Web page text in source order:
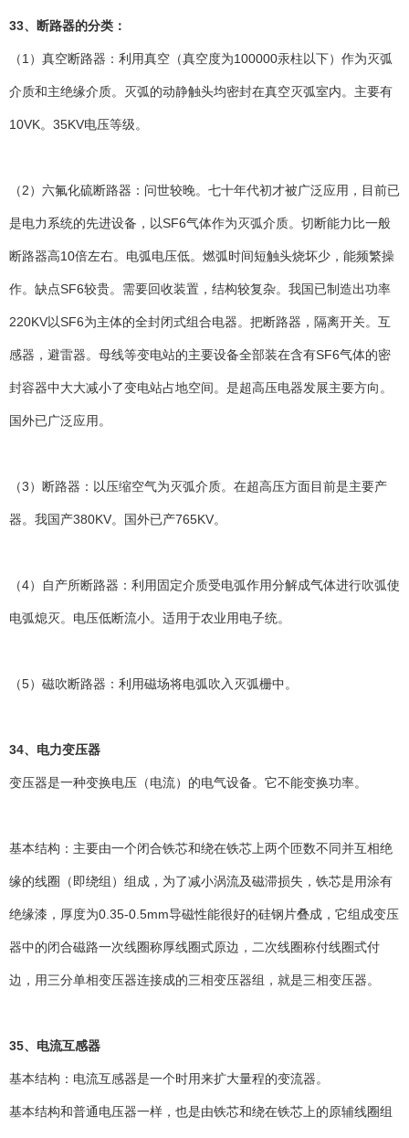
33、断路器的分类：
（1）真空断路器：利用真空（真空度为100000汞柱以下）作为灭弧
介质和主绝缘介质。灭弧的动静触头均密封在真空灭弧室内。主要有
10VK。35KV电压等级。
（2）六氟化硫断路器：问世较晚。七十年代初才被广泛应用，目前已
是电力系统的先进设备，以SF6气体作为灭弧介质。切断能力比一般
断路器高10倍左右。电弧电压低。燃弧时间短触头烧坏少，能频繁操
作。缺点SF6较贵。需要回收装置，结构较复杂。我国已制造出功率
220KV以SF6为主体的全封闭式组合电器。把断路器，隔离开关。互
感器，避雷器。母线等变电站的主要设备全部装在含有SF6气体的密
封容器中大大减小了变电站占地空间。是超高压电器发展主要方向。
国外已广泛应用。
（3）断路器：以压缩空气为灭弧介质。在超高压方面目前是主要产
器。我国产380KV。国外已产765KV。
（4）自产所断路器：利用固定介质受电弧作用分解成气体进行吹弧使
电弧熄灭。电压低断流小。适用于农业用电子统。
（5）磁吹断路器：利用磁场将电弧吹入灭弧栅中。
34、电力变压器
变压器是一种变换电压（电流）的电气设备。它不能变换功率。
基本结构：主要由一个闭合铁芯和绕在铁芯上两个匝数不同并互相绝
缘的线圈（即绕组）组成，为了减小涡流及磁滞损失，铁芯是用涂有
绝缘漆，厚度为0.35-0.5mm导磁性能很好的硅钢片叠成，它组成变压
器中的闭合磁路一次线圈称厚线圈式原边，二次线圈称付线圈式付
边，用三分单相变压器连接成的三相变压器组，就是三相变压器。
35、电流互感器
基本结构：电流互感器是一个时用来扩大量程的变流器。
基本结构和普通电压器一样，也是由铁芯和绕在铁芯上的原辅线圈组